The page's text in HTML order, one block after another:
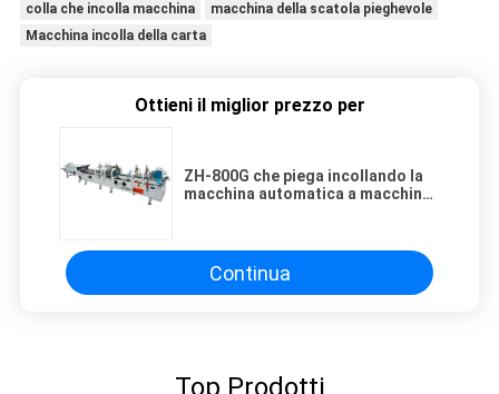
colla che incolla macchina
macchina della scatola pieghevole
Macchina incolla della carta
Ottieni il miglior prezzo per
ZH-800G che piega incollando la
macchina automatica a macchina
Continua
Top Prodotti